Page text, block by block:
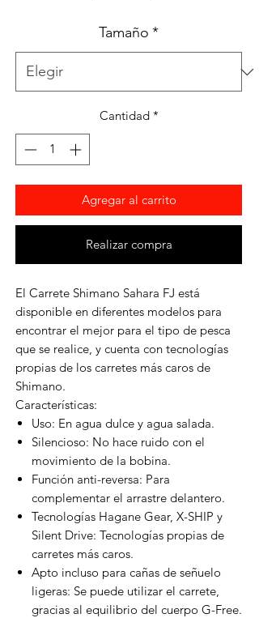
Tamaño *
Cantidad *
Agregar al carrito
Realizar compra
El Carrete Shimano Sahara FJ está
disponible en diferentes modelos para
encontrar el mejor para el tipo de pesca
que se realice, y cuenta con tecnologías
propias de los carretes más caros de
Shimano.
Características:
Uso: En agua dulce y agua salada.
Silencioso: No hace ruido con el
movimiento de la bobina.
Función anti-reversa: Para
complementar el arrastre delantero.
Tecnologías Hagane Gear, X-SHIP y
Silent Drive: Tecnologías propias de
carretes más caros.
Apto incluso para cañas de señuelo
ligeras: Se puede utilizar el carrete,
gracias al equilibrio del cuerpo G-Free.